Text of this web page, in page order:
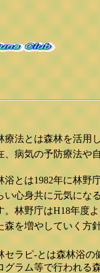
療法とは森林を活用
、病気の予防療法や
浴とは1982年に林野
い心身共に元気にな
。林野庁はH18年度
森を増やしていく方
セラピ-とは森林浴の
グラム等で行われる